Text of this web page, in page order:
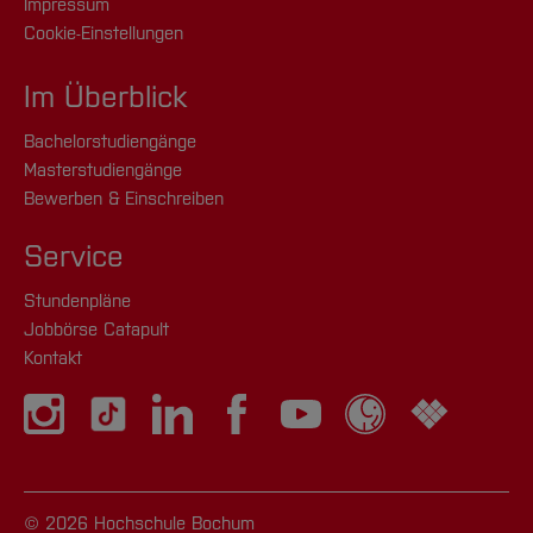
Impressum
Cookie-Einstellungen
Im Überblick
Bachelorstudiengänge
Masterstudiengänge
Bewerben & Einschreiben
Service
Stundenpläne
Jobbörse Catapult
Kontakt
© 2026 Hochschule Bochum